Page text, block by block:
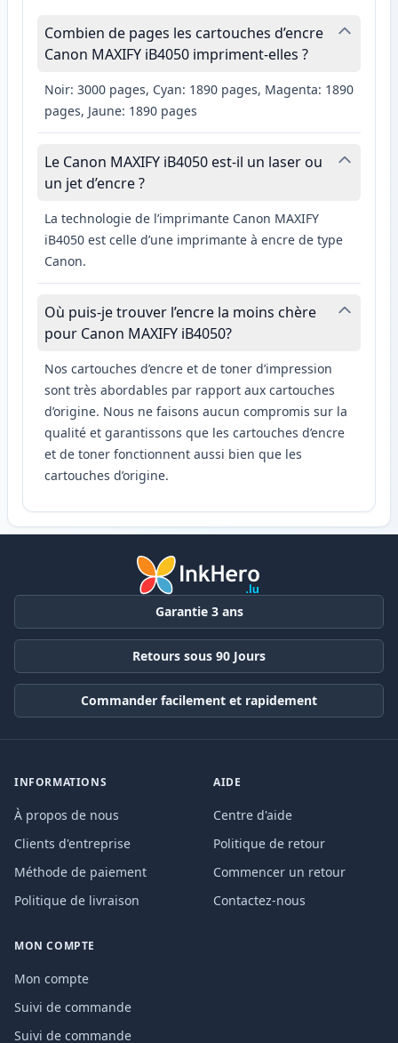
Combien de pages les cartouches d’encre
Canon MAXIFY iB4050 impriment-elles ?
Noir: 3000 pages, Cyan: 1890 pages, Magenta: 1890
pages, Jaune: 1890 pages
Le Canon MAXIFY iB4050 est-il un laser ou
un jet d’encre ?
La technologie de l’imprimante Canon MAXIFY
iB4050 est celle d’une imprimante à encre de type
Canon.
Où puis-je trouver l’encre la moins chère
pour Canon MAXIFY iB4050?
Nos cartouches d’encre et de toner d’impression
sont très abordables par rapport aux cartouches
d’origine. Nous ne faisons aucun compromis sur la
qualité et garantissons que les cartouches d’encre
et de toner fonctionnent aussi bien que les
cartouches d’origine.
Garantie 3 ans
Retours sous 90 Jours
Commander facilement et rapidement
INFORMATIONS
À propos de nous
Clients d'entreprise
Méthode de paiement
Politique de livraison
AIDE
Centre d'aide
Politique de retour
Commencer un retour
Contactez-nous
MON COMPTE
Mon compte
Suivi de commande
Suivi de commande